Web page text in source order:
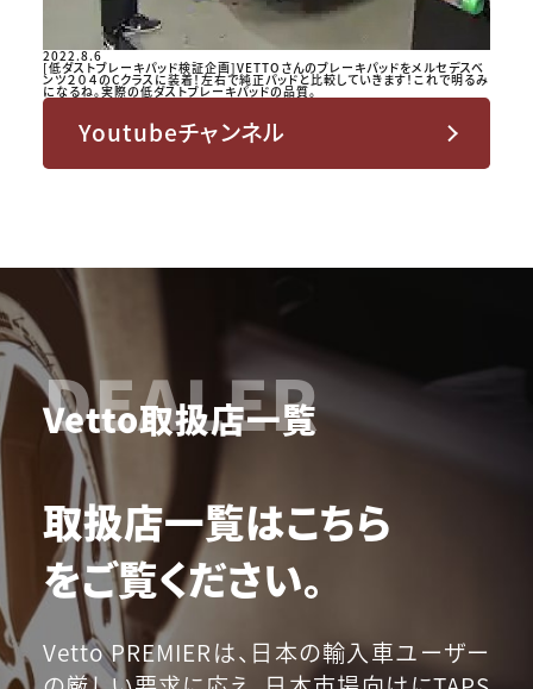
2022.8.6
[低ダストブレーキパッド検証企画]VETTOさんのブレーキパッドをメルセデスベ
ンツ２０４のCクラスに装着！左右で純正パッドと比較していきます！これで明るみ
になるね。実際の低ダストブレーキパッドの品質。
Youtubeチャンネル
DEALER
Vetto取扱店一覧
取扱店一覧はこちら
をご覧ください。
Vetto PREMIERは、日本の輸入車ユーザー